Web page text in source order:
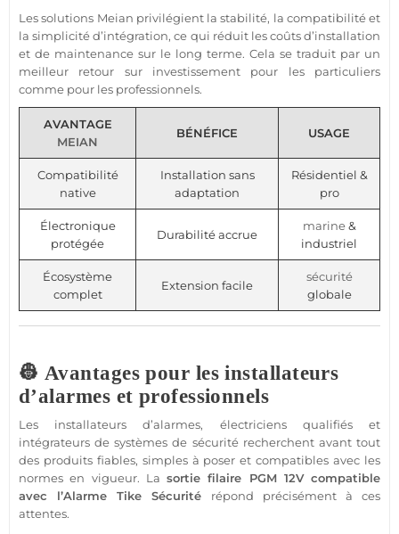
Les solutions Meian privilégient la stabilité, la compatibilité et
la simplicité d’intégration, ce qui réduit les coûts d’installation
et de maintenance sur le long terme. Cela se traduit par un
meilleur retour sur investissement pour les particuliers
comme pour les professionnels.
AVANTAGE
MEIAN
BÉNÉFICE USAGE
Compatibilité
native
Installation sans
adaptation
Résidentiel &
pro
Électronique
protégée
Durabilité accrue
marine&
industriel
Écosystème
complet
Extension facile
sécurité
globale
👷 Avantages pour les installateurs
d’alarmes et professionnels
Les installateurs d’alarmes, électriciens qualifiés et
intégrateurs de systèmes de sécuritérecherchent avant tout
des produits fiables, simples à poser etcompatibles avec les
normes en vigueur. La sortie filaire PGM 12V compatible
avec l’Alarme TikeSécurité répond précisément à ces
attentes.